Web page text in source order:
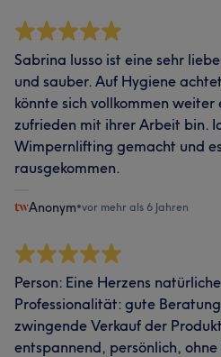
Sabrina lusso ist eine sehr
und sauber. Auf Hygiene
könnte sich vollkommen
zufrieden mit ihrer Arbeit bin.
Wimpernlifting gemacht und
rausgekommen.
Anonym•vor mehr als 6 Jahren
Person: Eine Herzens
Professionalität: gute
zwingende Verkauf der
entspannend, persönlich,